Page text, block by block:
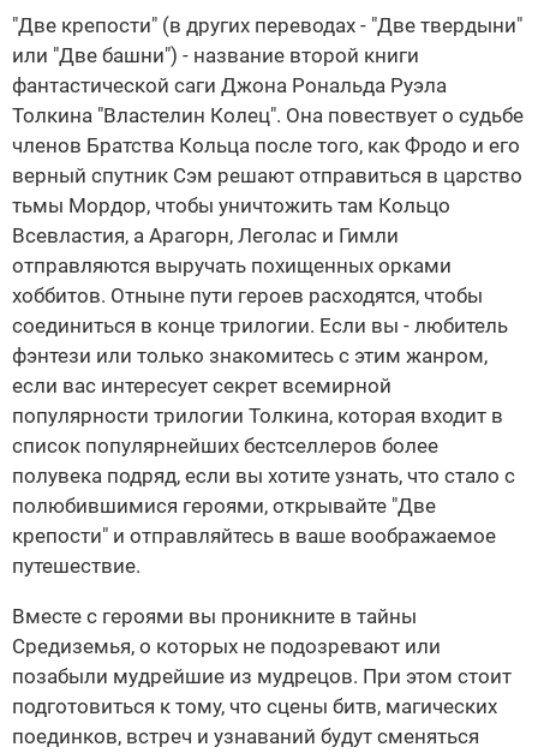
"Две крепости" (в других переводах - "Две твердыни"
или "Две башни") - название второй книги
фантастической саги Джона Рональда Руэла
Толкина "Властелин Колец". Она повествует о судьбе
членов Братства Кольца после того, как Фродо и его
верный спутник Сэм решают отправиться в царство
тьмы Мордор, чтобы уничтожить там Кольцо
Всевластия, а Арагорн, Леголас и Гимли
отправляются выручать похищенных орками
хоббитов. Отныне пути героев расходятся, чтобы
соединиться в конце трилогии. Если вы - любитель
фэнтези или только знакомитесь с этим жанром,
если вас интересует секрет всемирной
популярности трилогии Толкина, которая входит в
список популярнейших бестселлеров более
полувека подряд, если вы хотите узнать, что стало с
полюбившимися героями, открывайте "Две
крепости" и отправляйтесь в ваше воображаемое
путешествие.
Вместе с героями вы проникните в тайны
Средиземья, о которых не подозревают или
позабыли мудрейшие из мудрецов. При этом стоит
подготовиться к тому, что сцены битв, магических
поединков, встреч и узнаваний будут сменяться